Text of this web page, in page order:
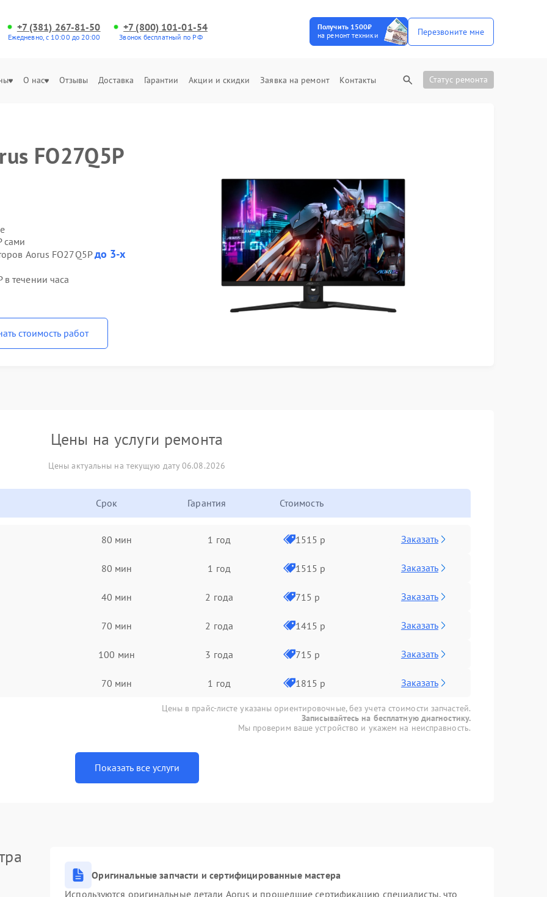
+7 (381) 267-81-50
Ежедневно, с 10:00 до 20:00
+7 (800) 101-01-54
Звонок бесплатный по РФ
Получить 1500₽
на ремонт техники
Перезвоните мне
О нас Отзывы Доставка Гарантии Акции и скидки Заявка на ремонт Контакты Статус ремонта
FO27Q5P
сами
Aorus FO27Q5Pдо 3-х
течении часа
стоимость работ
Цены на услуги ремонта
Цены актуальны на текущую дату 06.08.2026
Срок Гарантия Стоимость
80 мин 1 год 1515 р Заказать
80 мин 1 год 1515 р Заказать
40 мин 2 года 715 р Заказать
70 мин 2 года 1415 р Заказать
100 мин 3 года 715 р Заказать
70 мин 1 год 1815 р Заказать
Цены в прайс-листе указаны ориентировочные, без учета стоимости запчастей.
Записывайтесь на бесплатную диагностику.
Мы проверим ваше устройство и укажем на неисправность.
Показать все услуги
Оригинальные запчасти и сертифицированные мастера
Используются оригинальные детали Aorus и прошедшие сертификацию специалисты, что